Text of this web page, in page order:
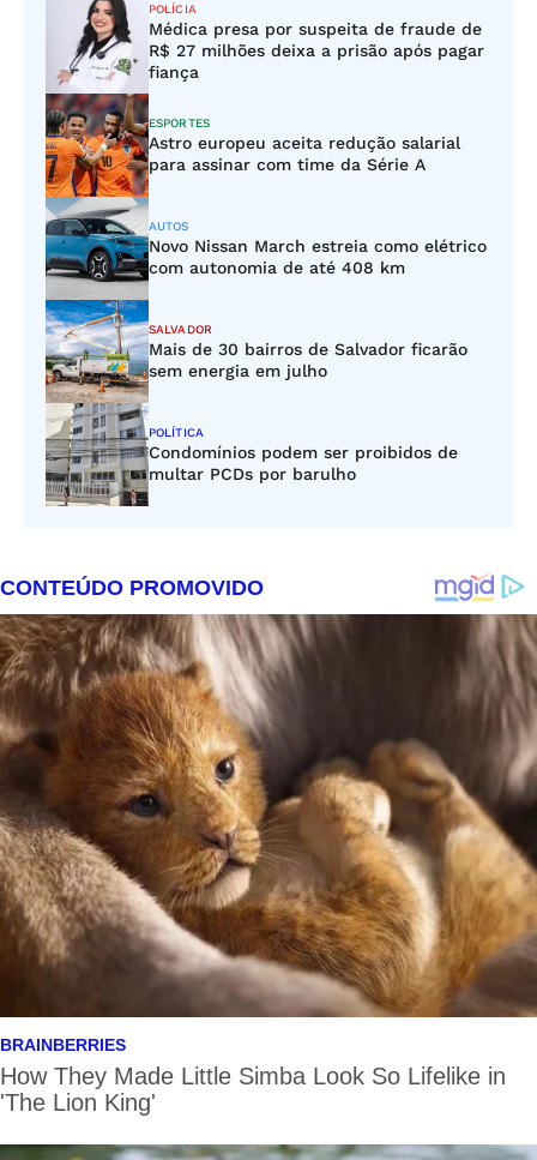
POLÍCIA
Médica presa por suspeita de fraude de
R$ 27 milhões deixa a prisão após pagar
fiança
ESPORTES
Astro europeu aceita redução salarial
para assinar com time da Série A
AUTOS
Novo Nissan March estreia como elétrico
com autonomia de até 408 km
SALVADOR
Mais de 30 bairros de Salvador ficarão
sem energia em julho
POLÍTICA
Condomínios podem ser proibidos de
multar PCDs por barulho